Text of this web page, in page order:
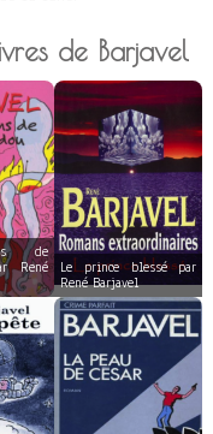
de Barjavel
de
René
Le prince blessé par
René Barjavel